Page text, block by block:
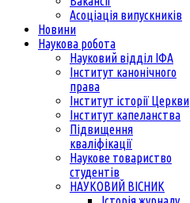
Асоціація випускників
Новини
Наукова робота
Науковий відділ ІФА
Інститут канонічного
права
Інститут історії Церкви
Інститут капеланства
Підвищення
кваліфікації
Наукове товариство
студентів
НАУКОВИЙ ВІСНИК